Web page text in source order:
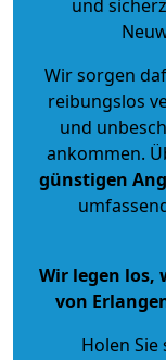
und
Wir sorgen
reibungslos
und
ankommen.
günstigen
Wir legen los,
von
Holen